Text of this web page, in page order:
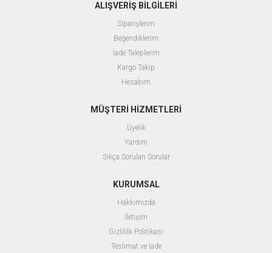
ALIŞVERİŞ BİLGİLERİ
Siparişlerim
Beğendiklerim
İade Taleplerim
Kargo Takip
Hesabım
MÜŞTERİ HİZMETLERİ
Üyelik
Yardım
Sıkça Sorulan Sorular
KURUMSAL
Hakkımızda
İletişim
Gizlililk Politikası
Teslimat ve İade